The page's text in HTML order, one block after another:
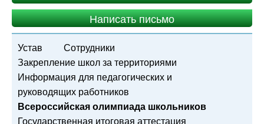
Написать письмо
Устав
Сотрудники
Закрепление школ за территориями
Информация для педагогических и
руководящих работников
Всероссийская олимпиада школьников
Государственная итоговая аттестация